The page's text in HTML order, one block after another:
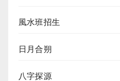
風水班招生
日月合朔
八字探源